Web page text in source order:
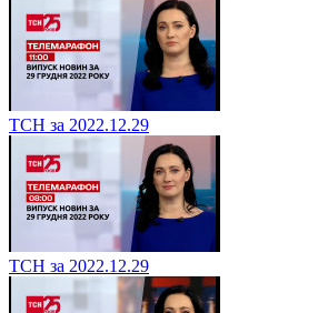
ТСН за 2022.12.29
ТСН за 2022.12.29